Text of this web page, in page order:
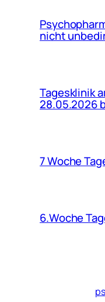
nicht
Tagesklinik
28.05.2026
7 Woche
6.Woche